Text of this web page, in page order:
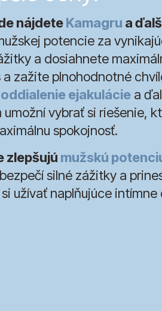
nájdeteKamagru a
potencie za
a dosiahnete
zažite plnohodnotné
ejakulácie a
umožní vybrať si riešenie,
spokojnosť.
zlepšujú mužskú
silné zážitky a
užívať naplňujúce intímne